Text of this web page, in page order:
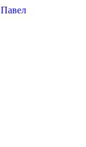
Павел